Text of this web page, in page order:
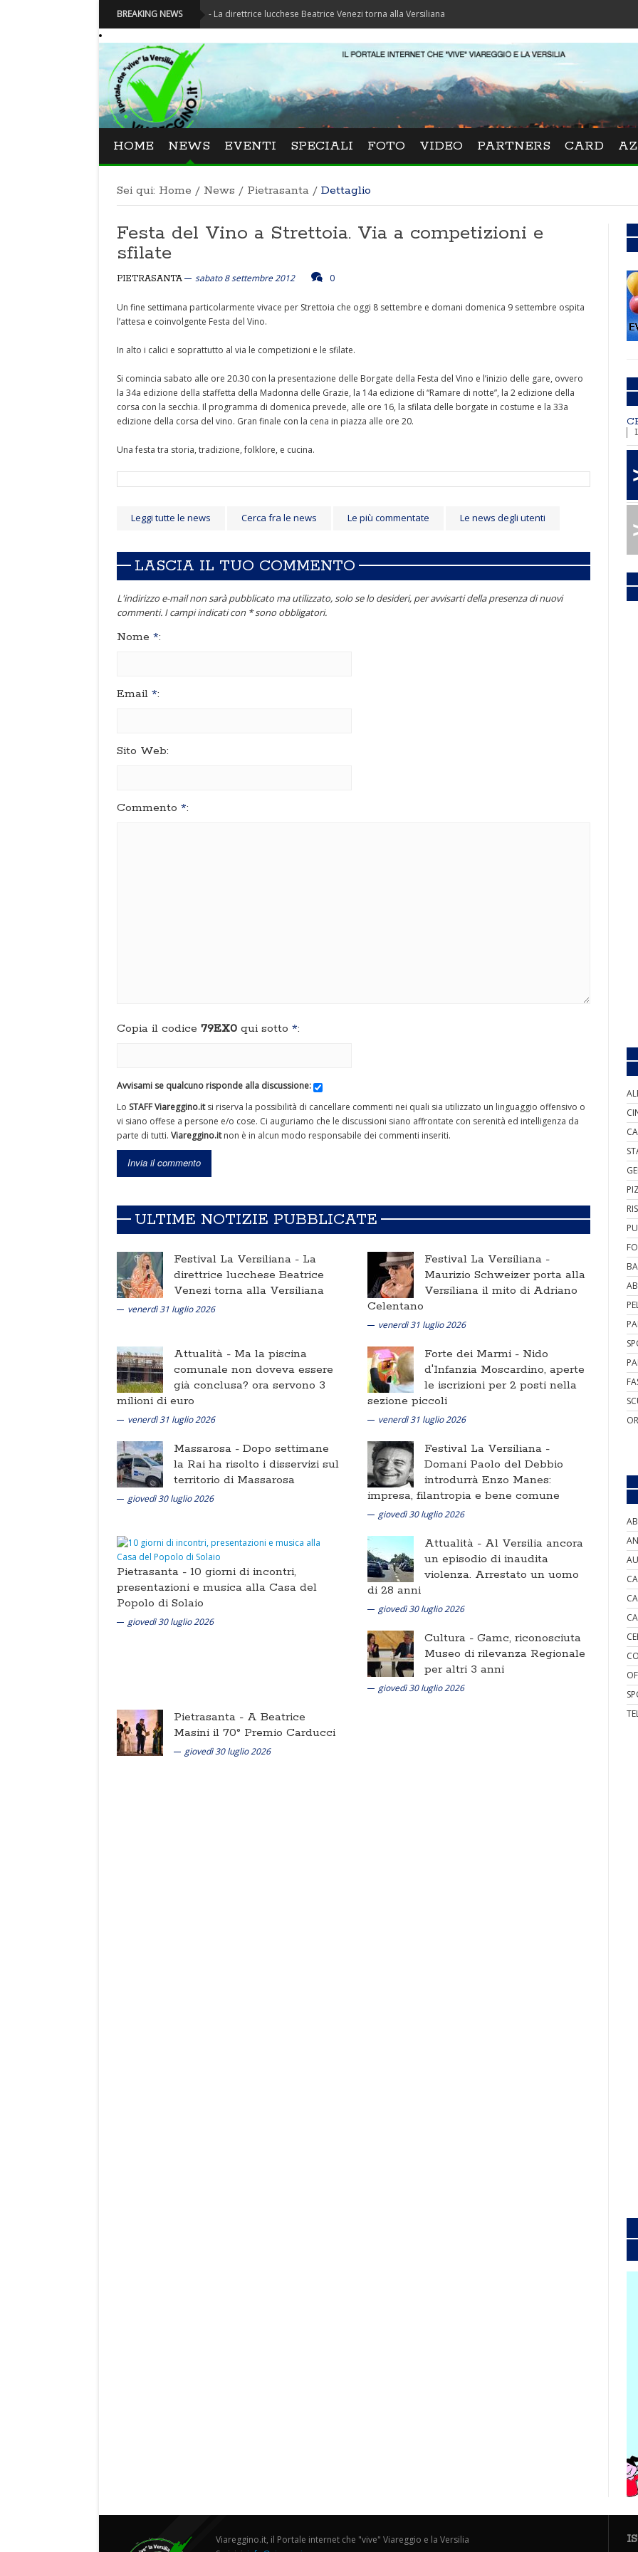
BREAKING NEWS
Festival La Versiliana - La direttrice lucchese Beatrice Venezi torna alla Versiliana
HOME NEWS EVENTI SPECIALI FOTO VIDEO PARTNERS CARD
Sei qui: Home / News / Pietrasanta / Dettaglio
Festa del Vino a Strettoia. Via a competizioni e
sfilate
PIETRASANTA sabato 8 settembre 2012 0
Un fine settimana particolarmente vivace per Strettoia che oggi 8 settembre e domani domenica 9 settembre ospita
l’attesa e coinvolgente Festa del Vino.
In alto i calici e soprattutto al via le competizioni e le sfilate.
Si comincia sabato alle ore 20.30 con la presentazione delle Borgate della Festa del Vino e l’inizio delle gare, ovvero
la 34a edizione della staffetta della Madonna delle Grazie, la 14a edizione di “Ramare di notte”, la 2 edizione della
corsa con la secchia. Il programma di domenica prevede, alle ore 16, la sfilata delle borgate in costume e la 33a
edizione della corsa del vino. Gran finale con la cena in piazza alle ore 20.
Una festa tra storia, tradizione, folklore, e cucina.
Leggi tutte le news Cerca fra le news Le più commentate Le news degli utenti
LASCIA IL TUO COMMENTO
L'indirizzo e-mail non sarà pubblicato ma utilizzato, solo se lo desideri, per avvisarti della presenza di nuovi
commenti. I campi indicati con * sono obbligatori.
Nome *:
Email *:
Sito Web:
Commento *:
Copia il codice 79EX0 qui sotto *:
Avvisami se qualcuno risponde alla discussione:
Lo STAFF Viareggino.itsi riserva la possibilità di cancellare commenti nei quali sia utilizzato un linguaggio offensivo o
vi siano offese a persone e/o cose. Ci auguriamo che le discussioni siano affrontate con serenità ed intelligenza da
parte di tutti. Viareggino.itnon è in alcun modo responsabile dei commenti inseriti.
ULTIME NOTIZIE PUBBLICATE
Festival La Versiliana - La
direttrice lucchese Beatrice
Venezi torna alla Versiliana
venerdì 31 luglio 2026
Festival La Versiliana -
Maurizio Schweizer porta alla
Versiliana il mito di Adriano
Celentano
venerdì 31 luglio 2026
Attualità - Ma la piscina
comunale non doveva essere
già conclusa? ora servono 3
milioni di euro
venerdì 31 luglio 2026
Forte dei Marmi - Nido
d'Infanzia Moscardino, aperte
le iscrizioni per 2 posti nella
sezione piccoli
venerdì 31 luglio 2026
Massarosa - Dopo settimane
la Rai ha risolto i disservizi sul
territorio di Massarosa
giovedì 30 luglio 2026
Festival La Versiliana -
Domani Paolo del Debbio
introdurrà Enzo Manes:
impresa, filantropia e bene comune
giovedì 30 luglio 2026
Pietrasanta - 10 giorni di incontri,
presentazioni e musica alla Casa del
Popolo di Solaio
giovedì 30 luglio 2026
Attualità - Al Versilia ancora
un episodio di inaudita
violenza. Arrestato un uomo
di 28 anni
giovedì 30 luglio 2026
Cultura - Gamc, riconosciuta
Museo di rilevanza Regionale
per altri 3 anni
giovedì 30 luglio 2026
Pietrasanta - A Beatrice
Masini il 70° Premio Carducci
giovedì 30 luglio 2026
Viareggino.it, il Portale internet che "vive" Viareggio e la Versilia